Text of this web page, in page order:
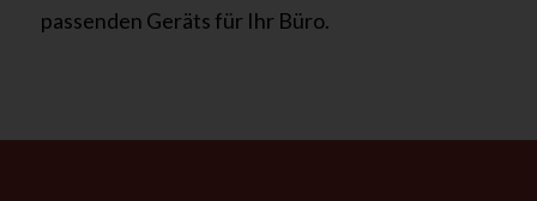
passenden Geräts für Ihr Büro.